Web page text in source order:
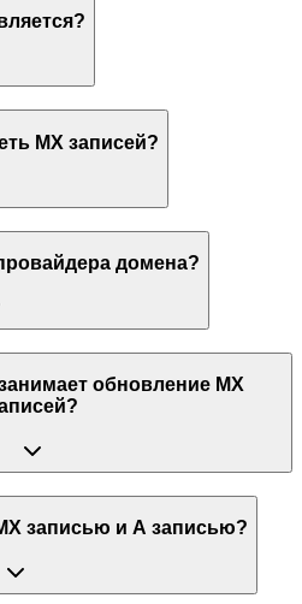
MX записей?
домена?
обновление MX
записью и A записью?